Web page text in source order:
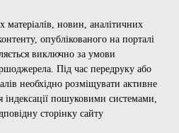
новин, аналітичних
опублікованого на порталі
виключно за умови
Під час передруку або
необхідно розміщувати активне
індексації пошуковими системами,
сторінку сайту